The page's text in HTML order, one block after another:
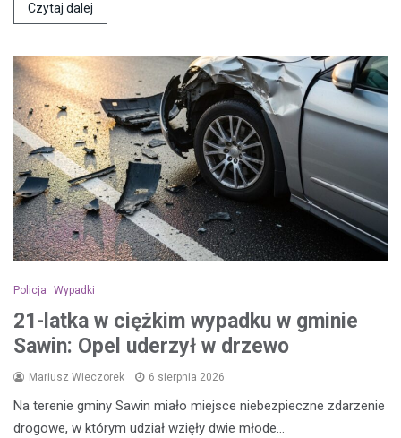
Czytaj dalej
Policja Wypadki
21-latka w ciężkim wypadku w gminie
Sawin: Opel uderzył w drzewo
Mariusz Wieczorek 6 sierpnia 2026
Na terenie gminy Sawin miało miejsce niebezpieczne zdarzenie
drogowe, w którym udział wzięły dwie młode…